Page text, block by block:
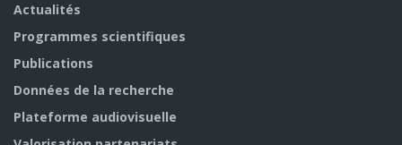
Actualités
Programmes scientifiques
Publications
Données de la recherche
Plateforme audiovisuelle